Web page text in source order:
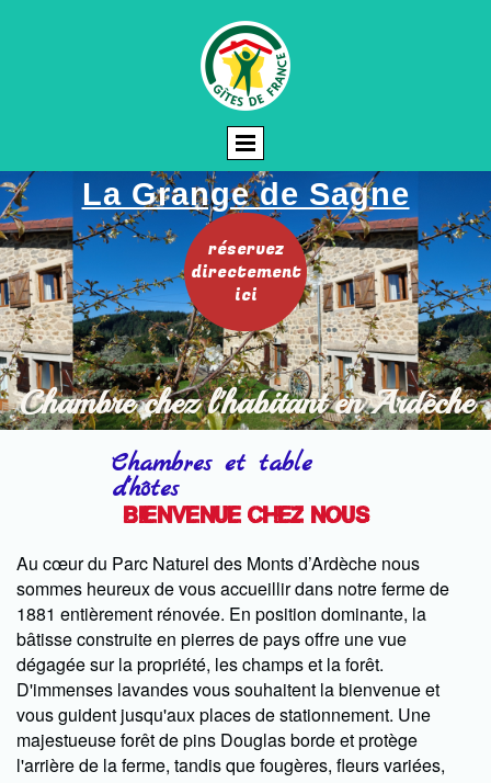
La Grange de Sagne
réservez
directement
ici
Chambre chez l'habitant en Ardèche
Chambres et table
d'hôtes
Bienvenue chez nous
Au cœur du Parc Naturel des Monts d’Ardèche nous
sommes heureux de vous accueillir dans notre ferme de
1881 entièrement rénovée. En position dominante, la
bâtisse construite en pierres de pays offre une vue
dégagée sur la propriété, les champs et la forêt.
D'immenses lavandes vous souhaitent la bienvenue et
vous guident jusqu'aux places de stationnement. Une
majestueuse forêt de pins Douglas borde et protège
l'arrière de la ferme, tandis que fougères, fleurs variées,